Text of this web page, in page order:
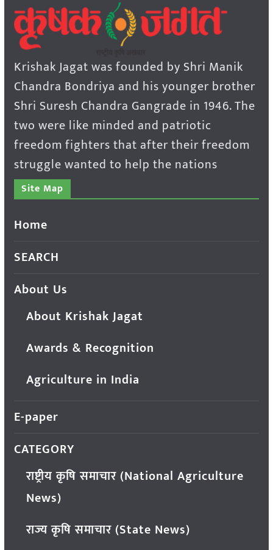
Krishak Jagat was founded by Shri Manik
Chandra Bondriya and his younger brother
Shri Suresh Chandra Gangrade in 1946. The
two were like minded and patriotic
freedom fighters that after their freedom
struggle wanted to help the nations
Site Map
Home
SEARCH
About Us
About Krishak Jagat
Awards & Recognition
Agriculture in India
E-paper
CATEGORY
राष्ट्रीय कृषि समाचार (National Agriculture
News)
राज्य कृषि समाचार (State News)